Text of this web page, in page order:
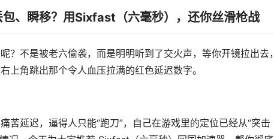
、瞬移？用Sixfast（六毫秒），还你丝滑枪战
？不是被老六偷袭，而是明明听到了交火声，等你开镜拉出去，
上角跳出那个令人血压拉满的红色延迟数字。
苦延迟，逼得人只能“跑刀”，自己在游戏里的定位已经从“突击